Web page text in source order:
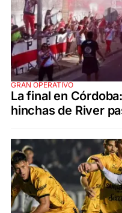
GRAN OPERATIVO
La final en
hinchas de River